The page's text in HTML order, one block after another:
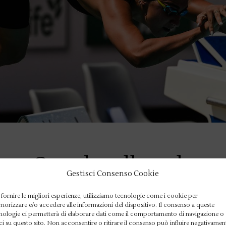
Gestisci Consenso Cookie
fornire le migliori esperienze, utilizziamo tecnologie come i cookie per
e/o accedere alle informazioni del dispositivo. Il consenso a queste
ci permetterà di elaborare dati come il comportamento di navigazione o
su questo sito. Non acconsentire o ritirare il consenso può influire
Quadarella cala
il 62. Trofeo Settecolli allo Stadio del Nuoto.